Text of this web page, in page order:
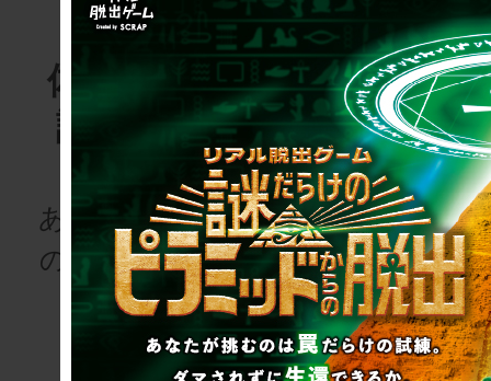
体験する物
語project
あなたも、物語
の登場人物にな
りませんか
リアル脱
ゲーム
for
次の授業は“謎
き”!?